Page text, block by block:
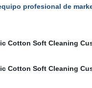
profesional de